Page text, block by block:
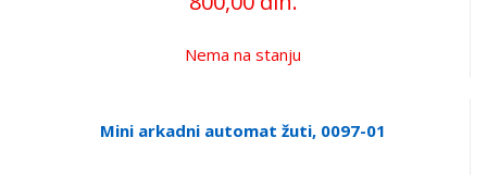
Nema na stanju
Mini arkadni automat žuti, 0097-01